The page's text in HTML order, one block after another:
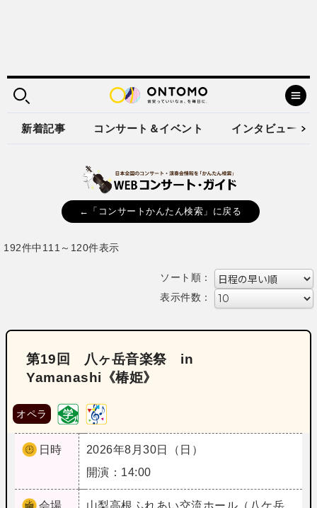
新着記事 コンサート＆イベント インタビュー
←「コンサートかんたん検索」に戻る
192件中111～120件表示
ソート順：
表示件数：
第19回 八ヶ岳音楽祭 in
Yamanashi《椿姫》
オペラ
日時
2026年8月30日（日）
開演：14:00
会場 山梨高根ふれあい交流ホール（八ケ岳